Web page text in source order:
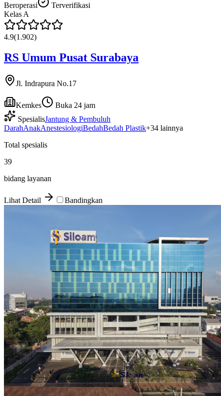
Beroperasi
Terverifikasi
Kelas A
4.9(1.902)
RS Umum Pusat Surabaya
Jl. Indrapura No.17
Kemkes
Buka 24 jam
SpesialisJantung & Pembuluh
DarahAnakAnestesiologiBedahBedah Plastik+34 lainnya
Total spesialis
39
bidang layanan
Lihat Detail Bandingkan